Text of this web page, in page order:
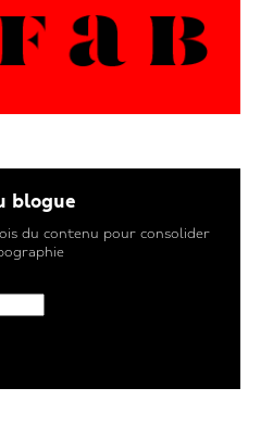
blogue
du contenu pour consolider